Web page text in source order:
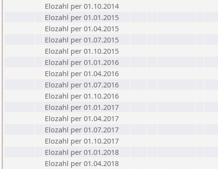
Elozahl per 01.10.2014
Elozahl per 01.01.2015
Elozahl per 01.04.2015
Elozahl per 01.07.2015
Elozahl per 01.10.2015
Elozahl per 01.01.2016
Elozahl per 01.04.2016
Elozahl per 01.07.2016
Elozahl per 01.10.2016
Elozahl per 01.01.2017
Elozahl per 01.04.2017
Elozahl per 01.07.2017
Elozahl per 01.10.2017
Elozahl per 01.01.2018
Elozahl per 01.04.2018